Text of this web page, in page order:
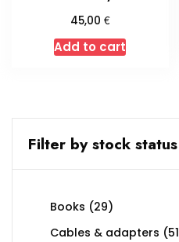
45,00 €
Add to cart
Filter by stock status
Books 2929
Cables & adapters 51